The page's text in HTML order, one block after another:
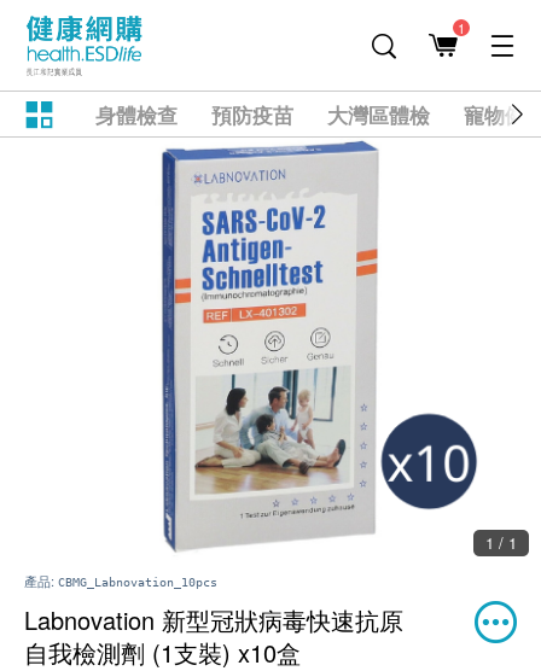
1
身體檢查 預防疫苗 大灣區體檢 寵物健
1 / 1
產品: CBMG_Labnovation_10pcs
Labnovation 新型冠狀病毒快速抗原
自我檢測劑 (1支裝) x10盒